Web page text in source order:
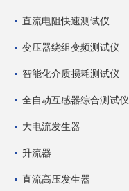
直流电阻快速测试仪
变压器绕组变频测试仪
智能化介质损耗测试仪
全自动互感器综合测试仪
大电流发生器
升流器
直流高压发生器